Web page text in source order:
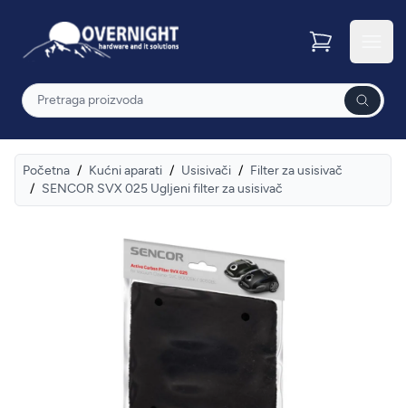
Overnight
Pretraga
Početna / Kućni aparati / Usisivači / Filter za usisivač
/ SENCOR SVX 025 Ugljeni filter za usisivač